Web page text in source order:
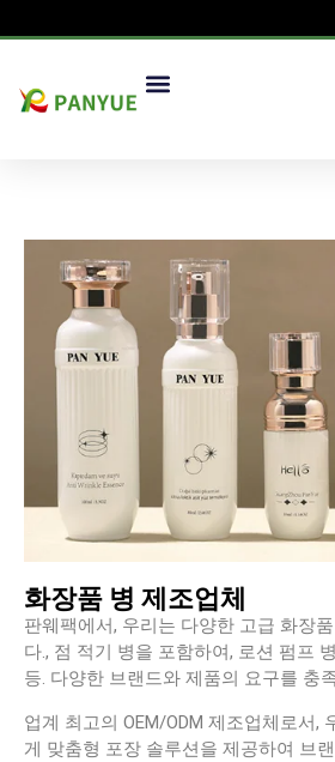
화장품 병 제조업체
판웨팩에서, 우리는 다양한 고급 화장
다., 점 적기 병을 포함하여, 로션 펌프
등. 다양한 브랜드와 제품의 요구를 충
업계 최고의 OEM/ODM 제조업체로서,
게 맞춤형 포장 솔루션을 제공하여 브